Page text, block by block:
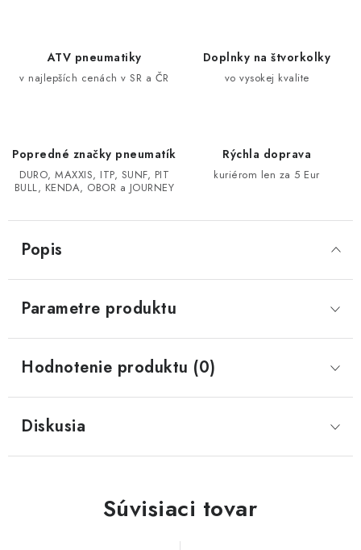
CF MOTO X450/X520/X550/X625
CF MOTO CFORCE X850/X1000
POLARIS SPORTSMAN RZR 1000
SEGWAY SNARLER AT6 AT5
Podmienky ochrany osobných údajov
ATV pneumatiky
v najlepších cenách v SR a ČR
Doplnky na štvorkolky
vo vysokej kvalite
Popredné značky pneumatík
DURO, MAXXIS, ITP, SUNF, PIT
BULL, KENDA, OBOR a JOURNEY
Rýchla doprava
kuriérom len za 5 Eur
Popis
Parametre produktu
Hodnotenie produktu (0)
Diskusia
Súvisiaci tovar